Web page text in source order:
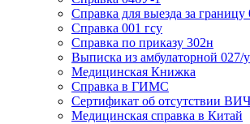
Справка для выезда за
Справка 001 гсу
Справка по приказу 302н
Выписка из амбулаторной 027/у
Медицинская Книжка
Справка в ГИМС
Сертификат об отсутствии
Медицинская справка в Китай